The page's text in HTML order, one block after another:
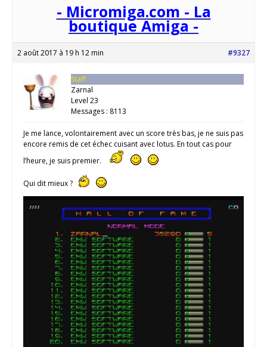
- Micromiga.com - La
boutique Amiga -
2 août 2017 à 19 h 12 min #9327
Staff
Zarnal
Level 23
Messages : 8113
Je me lance, volontairement avec un score très bas, je ne suis pas
encore remis de cet échec cuisant avec lotus. En tout cas pour
l’heure, je suis premier.
Qui dit mieux ?